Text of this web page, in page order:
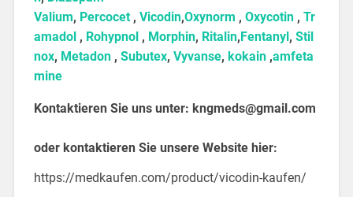
Valium, Percocet, Vicodin,Oxynorm , Oxycotin, Tr
amadol, Rohypnol, Morphin, Ritalin,Fentanyl, Stil
nox, Metadon, Subutex, Vyvanse, kokain,amfeta
mine
Kontaktieren Sie uns unter: kngmeds@gmail.com
oder kontaktieren Sie unsere Website hier:
https://medkaufen.com/product/vicodin-kaufen/